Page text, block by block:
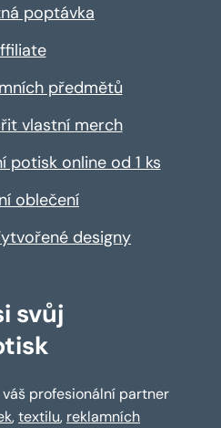
poptávka
předmětů
vlastní merch
potisk online od 1 ks
oblečení
designy
svůj
profesionální partner
,textilu, reklamních